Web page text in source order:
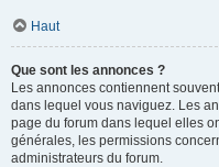
Haut
Que sont les annonces ?
Les annonces contiennent
dans lequel vous naviguez. Les
page du forum dans lequel elles
générales, les permissions
administrateurs du forum.